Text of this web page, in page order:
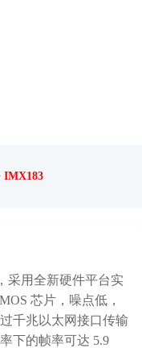
IMX183
采用全新硬件平台实
芯片，噪点低，
千兆以太网接口传输
下的帧率可达 5.9